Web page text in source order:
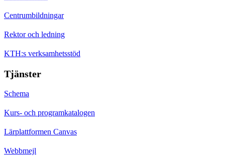
Centrumbildningar
Rektor och ledning
KTH:s verksamhetsstöd
Tjänster
Schema
Kurs- och programkatalogen
Lärplattformen Canvas
Webbmejl